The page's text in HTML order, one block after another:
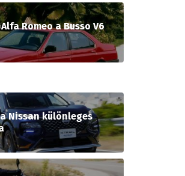
Romeo a Busso V6
Nissan különleges